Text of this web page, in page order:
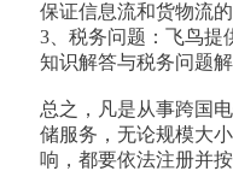
保证信息流和货物流的
3、税务问题：飞鸟提
知识解答与税务问题解
总之，凡是从事跨国
储服务，无论规模大
响，都要依法注册并